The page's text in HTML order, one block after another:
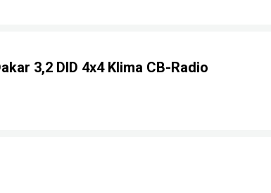
3,2 DID 4x4 Klima CB-Radio